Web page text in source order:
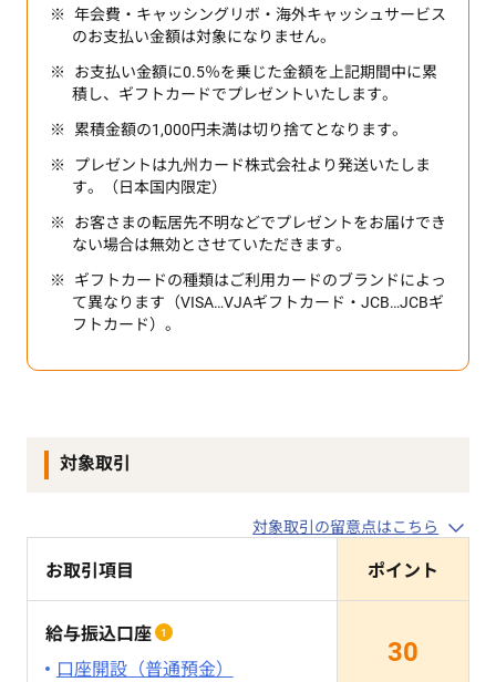
年会費・キャッシングリボ・海外キャッシュサービス
のお支払い金額は対象になりません。
お支払い金額に0.5％を乗じた金額を上記期間中に累
積し、ギフトカードでプレゼントいたします。
累積金額の1,000円未満は切り捨てとなります。
プレゼントは九州カード株式会社より発送いたしま
す。（日本国内限定）
お客さまの転居先不明などでプレゼントをお届けでき
ない場合は無効とさせていただきます。
ギフトカードの種類はご利用カードのブランドによっ
て異なります（VISA…VJAギフトカード・JCB…JCBギ
フトカード）。
対象取引
対象取引の留意点はこちら
お取引項目 ポイント
給与振込口座 1
口座開設（普通預金）
30